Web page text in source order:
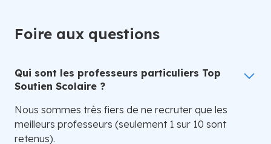
Foire aux questions
Qui sont les professeurs particuliers Top
Soutien Scolaire ?
Nous sommes très fiers de ne recruter que les
meilleurs professeurs (seulement 1 sur 10 sont
retenus).